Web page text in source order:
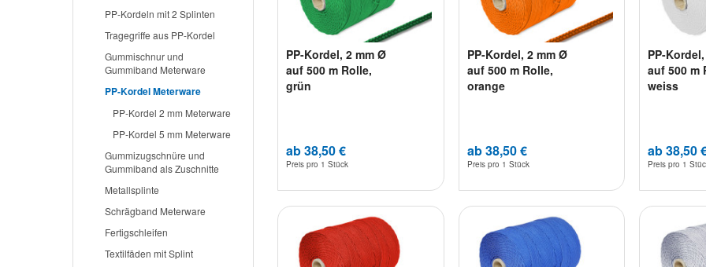
PP-Kordeln mit 2 Splinten
Tragegriffe aus PP-Kordel
Gummischnur und
Gummiband Meterware
PP-Kordel Meterware
PP-Kordel 2 mm Meterware
PP-Kordel 5 mm Meterware
Gummizugschnüre und
Gummiband als Zuschnitte
Metallsplinte
Schrägband Meterware
Fertigschleifen
Textilfäden mit Splint
PP-Kordel, 2 mm Ø
auf 500 m Rolle,
grün
ab 38,50 €
Preis pro 1 Stück
PP-Kordel, 2 mm Ø
auf 500 m Rolle,
orange
ab 38,50 €
Preis pro 1 Stück
PP-
auf 500 m
weiss
ab 38,50
Preis pro 1